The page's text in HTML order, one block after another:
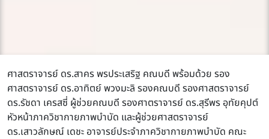
ศาสตราจารย์ ดร.สาคร พรประเสริฐ คณบดี พร้อมด้วย รอง
ศาสตราจารย์ ดร.อาทิตย์ พวงมะลิ รองคณบดี รองศาสตราจารย์
ดร.รัชดา เครสซี่ ผู้ช่วยคณบดี รองศาตราจารย์ ดร.สุรีพร อุทัยคุปต์
หัวหน้าภาควิชากายภาพบำบัด และผู้ช่วยศาสตราจารย์
ดร.เสาวลักษณ์ เดชะ อาจารย์ประจำภาควิชากายภาพบำบัด คณะ